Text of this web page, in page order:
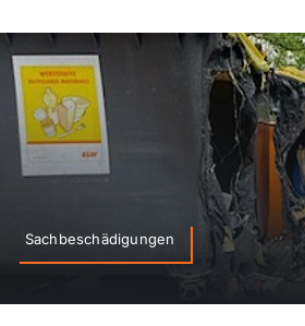
Sachbeschädigungen